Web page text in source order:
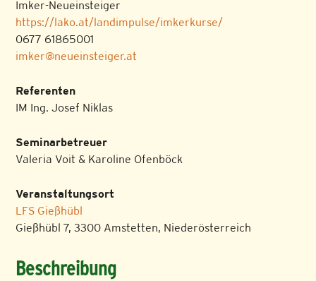
Imker-Neueinsteiger
https://lako.at/landimpulse/imkerkurse/
0677 61865001
imker@neueinsteiger.at
Referenten
IM Ing. Josef Niklas
Seminarbetreuer
Valeria Voit & Karoline Ofenböck
Veranstaltungsort
LFS Gießhübl
Gießhübl 7, 3300 Amstetten, Niederösterreich
Beschreibung